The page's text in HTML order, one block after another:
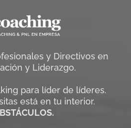
y Directivos en
y Liderazgo.
para líder de líderes.
está en tu interior.